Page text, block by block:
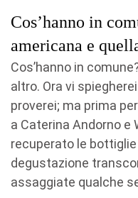
Cos’hanno in
americana e
Cos’hanno in
altro. Ora vi
proverei; ma prima
a Caterina Andorno e
recuperato le
degustazione
assaggiate qualche